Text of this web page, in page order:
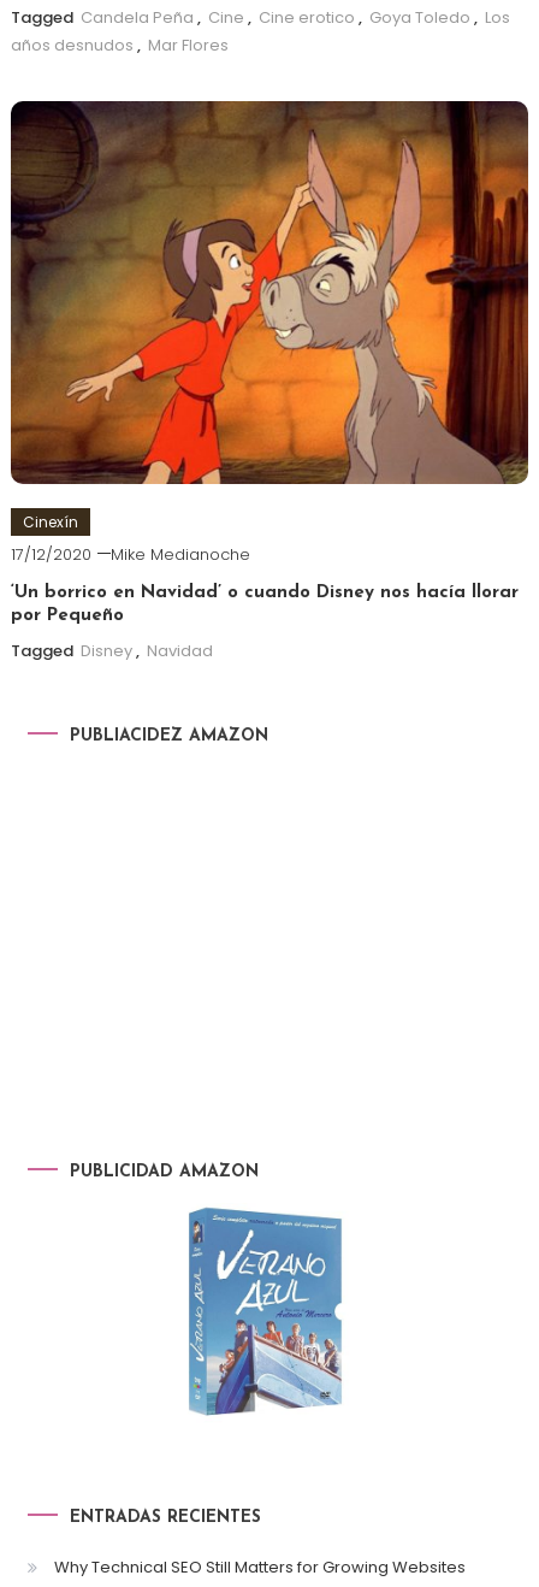
Tagged Candela Peña , Cine , Cine erotico , Goya Toledo , Los
años desnudos , Mar Flores
Cinexín
17/12/2020 Mike Medianoche
‘Un borrico en Navidad’ o cuando Disney nos hacía llorar
por Pequeño
Tagged Disney, Navidad
PUBLIACIDEZ AMAZON
PUBLICIDAD AMAZON
ENTRADAS RECIENTES
Why Technical SEO Still Matters for Growing Websites